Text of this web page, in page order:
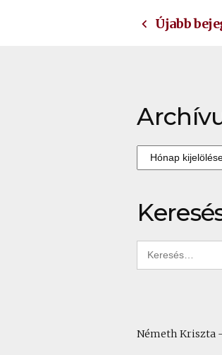
kapsz
–
Bejegyzések
Újabb
Archívum
Keresés:
Németh Kriszta